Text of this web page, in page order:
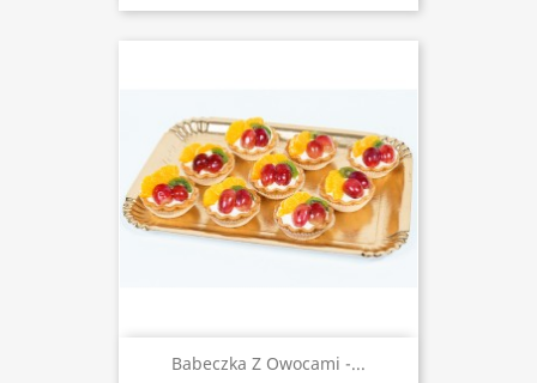
Babeczka Z Owocami -...